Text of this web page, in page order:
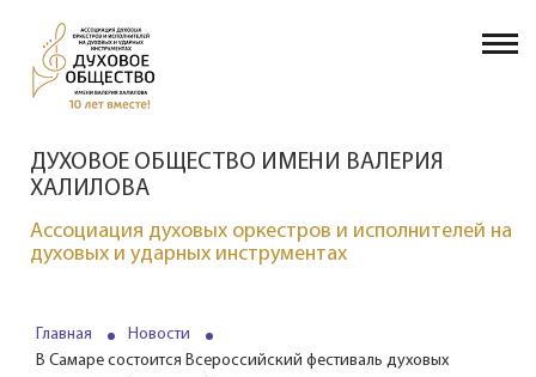
ДУХОВОЕ ОБЩЕСТВО ИМЕНИ ВАЛЕРИЯ
ХАЛИЛОВА
Ассоциация духовых оркестров и исполнителей на
духовых и ударных инструментах
Главная
Новости
В Самаре состоится Всероссийский фестиваль духовых